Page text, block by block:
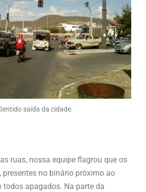
saída da cidade.
ruas, nossa equipe flagrou que os
presentes no binário próximo ao
todos apagados. Na parte da